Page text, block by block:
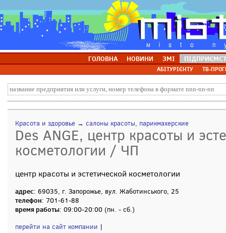
ГОЛОВНА НОВИНИ ЗМІ
АБІТУРІЄНТУ ТВ-
Красота и здоровье → салоны красоты, парикмахерские
Des ANGE, центр красоты и
косметологии / ЧП
центр красоты и эстетической косметологии
адрес: 69035, г. Запорожье, вул. Жаботинського, 25
телефон: 701-61-88
время работы: 09:00-20:00 (пн. - сб.)
перейти на сайт компании |